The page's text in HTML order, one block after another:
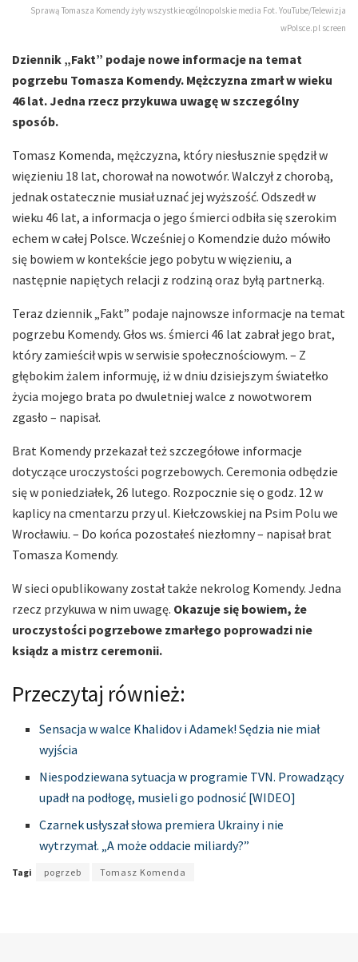
Sprawą Tomasza Komendy żyły wszystkie ogólnopolskie media Fot. YouTube/Telewizja
wPolsce.pl screen
Dziennik „Fakt” podaje nowe informacje na temat
pogrzebu Tomasza Komendy. Mężczyzna zmarł w wieku
46 lat. Jedna rzecz przykuwa uwagę w szczególny
sposób.
Tomasz Komenda, mężczyzna, który niesłusznie spędził w
więzieniu 18 lat, chorował na nowotwór. Walczył z chorobą,
jednak ostatecznie musiał uznać jej wyższość. Odszedł w
wieku 46 lat, a informacja o jego śmierci odbiła się szerokim
echem w całej Polsce. Wcześniej o Komendzie dużo mówiło
się bowiem w kontekście jego pobytu w więzieniu, a
następnie napiętych relacji z rodziną oraz byłą partnerką.
Teraz dziennik „Fakt” podaje najnowsze informacje na temat
pogrzebu Komendy. Głos ws. śmierci 46 lat zabrał jego brat,
który zamieścił wpis w serwisie społecznościowym. – Z
głębokim żalem informuję, iż w dniu dzisiejszym światełko
życia mojego brata po dwuletniej walce z nowotworem
zgasło – napisał.
Brat Komendy przekazał też szczegółowe informacje
dotyczące uroczystości pogrzebowych. Ceremonia odbędzie
się w poniedziałek, 26 lutego. Rozpocznie się o godz. 12 w
kaplicy na cmentarzu przy ul. Kiełczowskiej na Psim Polu we
Wrocławiu. – Do końca pozostałeś niezłomny – napisał brat
Tomasza Komendy.
W sieci opublikowany został także nekrolog Komendy. Jedna
rzecz przykuwa w nim uwagę. Okazuje się bowiem, że
uroczystości pogrzebowe zmarłego poprowadzi nie
ksiądz a mistrz ceremonii.
Przeczytaj również:
Sensacja w walce Khalidov i Adamek! Sędzia nie miał
wyjścia
Niespodziewana sytuacja w programie TVN. Prowadzący
upadł na podłogę, musieli go podnosić [WIDEO]
Czarnek usłyszał słowa premiera Ukrainy i nie
wytrzymał. „A może oddacie miliardy?”
Tagi pogrzeb Tomasz Komenda